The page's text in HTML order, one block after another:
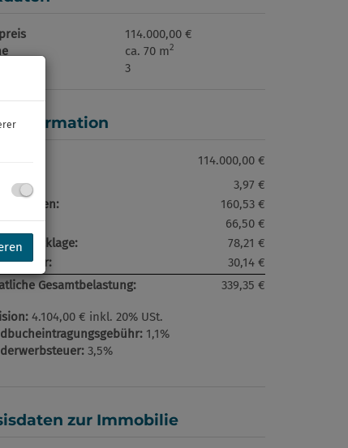
114.000,00 €
ca. 70 m2
3
114.000,00 €
3,97 €
160,53 €
66,50 €
78,21 €
30,14 €
Gesamtbelastung:
339,35 €
4.104,00 € inkl. 20% USt.
1,1%
3,5%
zur Immobilie